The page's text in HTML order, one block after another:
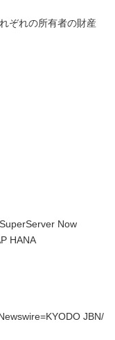
ぞれの所有者の財産
Now
HANA
JBN/